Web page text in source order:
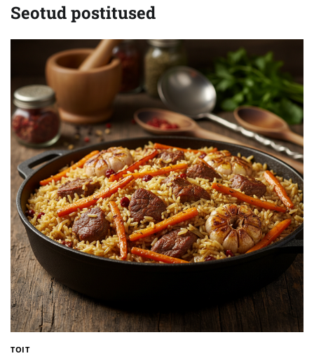
Seotud postitused
TOIT